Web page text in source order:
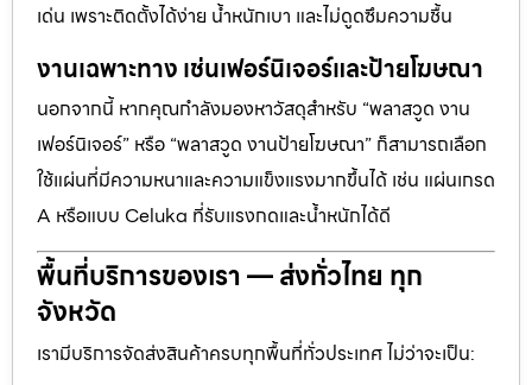
เด่น เพราะติดตั้งได้ง่าย น้ำหนักเบา และไม่ดูดซึมความชื้น
งานเฉพาะทาง เช่นเฟอร์นิเจอร์และป้ายโฆษณา
นอกจากนี้ หากคุณกำลังมองหาวัสดุสำหรับ “พลาสวูด งาน
เฟอร์นิเจอร์” หรือ “พลาสวูด งานป้ายโฆษณา” ก็สามารถเลือก
ใช้แผ่นที่มีความหนาและความแข็งแรงมากขึ้นได้ เช่น แผ่นเกรด
A หรือแบบ Celuka ที่รับแรงกดและน้ำหนักได้ดี
พื้นที่บริการของเรา — ส่งทั่วไทย ทุก
จังหวัด
เรามีบริการจัดส่งสินค้าครบทุกพื้นที่ทั่วประเทศ ไม่ว่าจะเป็น: